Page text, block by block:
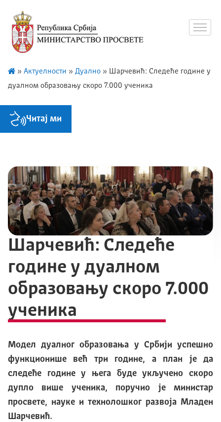
» Актуелности » Дуално » Шарчевић: Следеће године у
дуалном образовању скоро 7.000 ученика
Читај ми
Шарчевић: Следеће
године у дуалном
образовању скоро 7.000
ученика
Модел дуалног образовања у Србији успешно
функционише већ три године, а план је да
следеће године у њега буде укључено скоро
дупло више ученика, поручио је министар
просвете, науке и технолошког развоја Младен
Шарчевић.